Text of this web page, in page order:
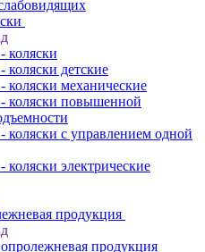
коляски
коляски детские
коляски механические
коляски повышенной
коляски с управлением одной
коляски электрические
продукция
продукция